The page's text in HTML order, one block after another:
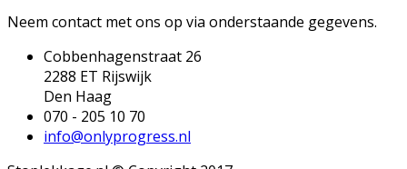
Neem contact met ons op via onderstaande gegevens.
Cobbenhagenstraat 26
2288 ET Rijswijk
Den Haag
070 - 205 10 70
info@onlyprogress.nl